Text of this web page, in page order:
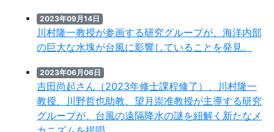
2023年09月14日
川村隆一教授が参画する研究グループが、海洋内部
の巨大な水塊が台風に影響していることを発見。
2023年06月06日
吉田尚起さん（2023年修士課程修了）、川村隆一
教授、川野哲也助教、望月崇准教授が主導する研究
グループが、台風の遠隔降水の謎を紐解く新たなメ